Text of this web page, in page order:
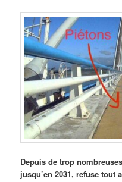
Depuis de trop
jusqu’en 2031, refuse tout